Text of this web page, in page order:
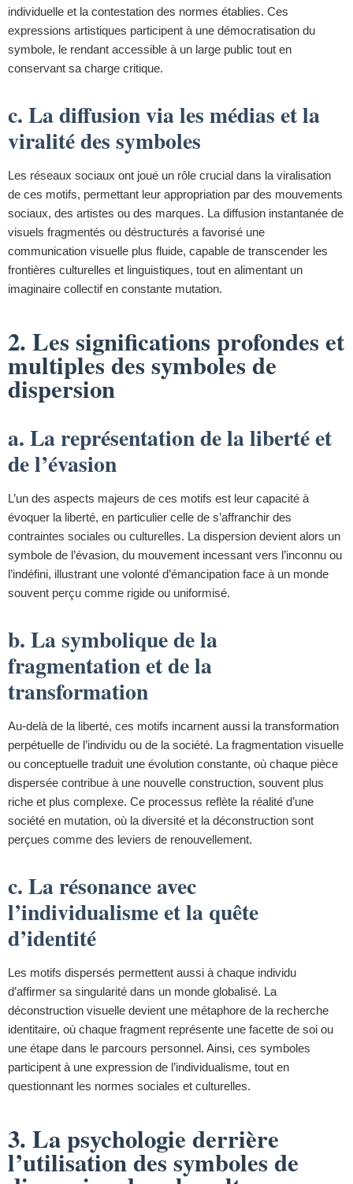
individuelle et la contestation des normes établies. Ces
expressions artistiques participent à une démocratisation du
symbole, le rendant accessible à un large public tout en
conservant sa charge critique.
c. La diffusion via les médias et la
viralité des symboles
Les réseaux sociaux ont joué un rôle crucial dans la viralisation
de ces motifs, permettant leur appropriation par des mouvements
sociaux, des artistes ou des marques. La diffusion instantanée de
visuels fragmentés ou déstructurés a favorisé une
communication visuelle plus fluide, capable de transcender les
frontières culturelles et linguistiques, tout en alimentant un
imaginaire collectif en constante mutation.
2. Les significations profondes et
multiples des symboles de
dispersion
a. La représentation de la liberté et
de l’évasion
L’un des aspects majeurs de ces motifs est leur capacité à
évoquer la liberté, en particulier celle de s’affranchir des
contraintes sociales ou culturelles. La dispersion devient alors un
symbole de l’évasion, du mouvement incessant vers l’inconnu ou
l’indéfini, illustrant une volonté d’émancipation face à un monde
souvent perçu comme rigide ou uniformisé.
b. La symbolique de la
fragmentation et de la
transformation
Au-delà de la liberté, ces motifs incarnent aussi la transformation
perpétuelle de l’individu ou de la société. La fragmentation visuelle
ou conceptuelle traduit une évolution constante, où chaque pièce
dispersée contribue à une nouvelle construction, souvent plus
riche et plus complexe. Ce processus reflète la réalité d’une
société en mutation, où la diversité et la déconstruction sont
perçues comme des leviers de renouvellement.
c. La résonance avec
l’individualisme et la quête
d’identité
Les motifs dispersés permettent aussi à chaque individu
d’affirmer sa singularité dans un monde globalisé. La
déconstruction visuelle devient une métaphore de la recherche
identitaire, où chaque fragment représente une facette de soi ou
une étape dans le parcours personnel. Ainsi, ces symboles
participent à une expression de l’individualisme, tout en
questionnant les normes sociales et culturelles.
3. La psychologie derrière
l’utilisation des symboles de